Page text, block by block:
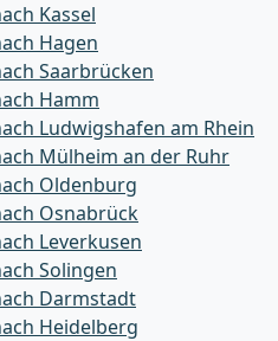
Kassel
Hagen
Saarbrücken
Hamm
Ludwigshafen am Rhein
Mülheim an der Ruhr
Oldenburg
Osnabrück
Leverkusen
Solingen
Darmstadt
Heidelberg